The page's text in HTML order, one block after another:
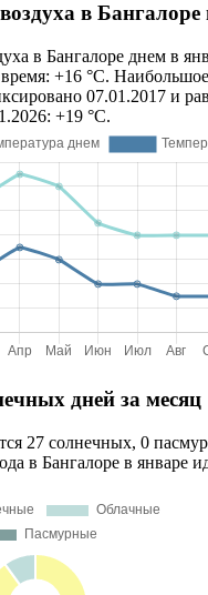
в Бангалоре
в Бангалоре днем в
+16 °C. Наибольшое
07.01.2017 и
+19 °C.
дней за месяц
27 солнечных, 0
в Бангалоре в январе